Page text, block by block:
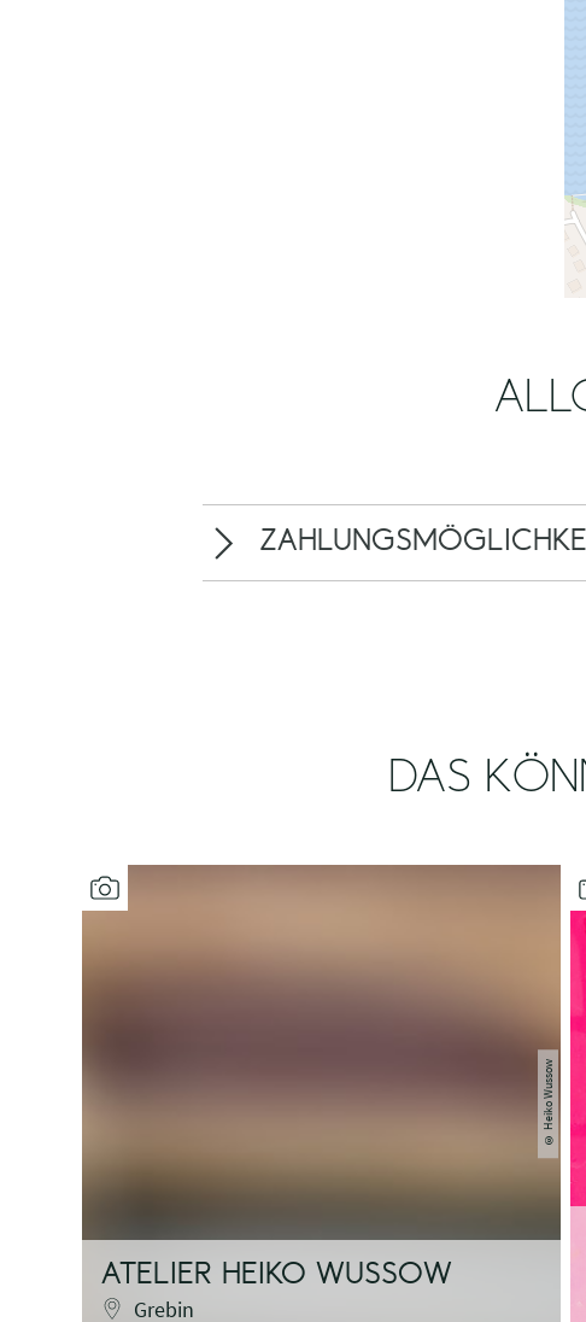
DAS
ATELIER HEIKO WUSSOW
Grebin
©
Heiko Wussow